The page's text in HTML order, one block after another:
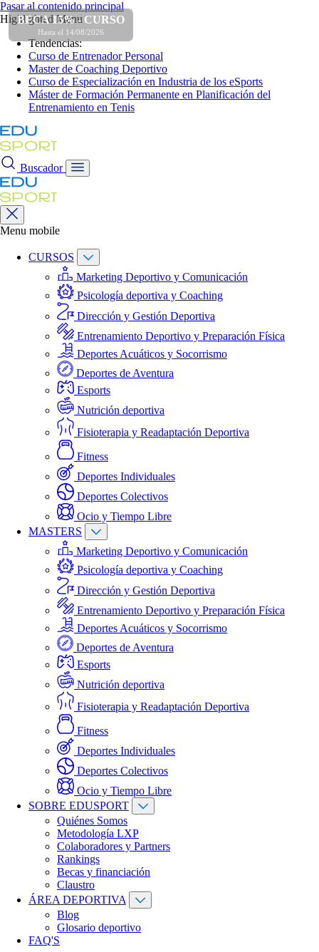
Pasar al contenido principal
Highlighted Menu
Tendencias:
Curso de Entrenador Personal
Master de Coaching Deportivo
Curso de Especialización en Industria de los eSports
Máster de Formación Permanente en Planificación del
Entrenamiento en Tenis
Buscador
Menu mobile
CURSOS
Marketing Deportivo y Comunicación
Psicología deportiva y Coaching
Dirección y Gestión Deportiva
Entrenamiento Deportivo y Preparación Física
Deportes Acuáticos y Socorrismo
Deportes de Aventura
Esports
Nutrición deportiva
Fisioterapia y Readaptación Deportiva
Fitness
Deportes Individuales
Deportes Colectivos
Ocio y Tiempo Libre
MASTERS
Marketing Deportivo y Comunicación
Psicología deportiva y Coaching
Dirección y Gestión Deportiva
Entrenamiento Deportivo y Preparación Física
Deportes Acuáticos y Socorrismo
Deportes de Aventura
Esports
Nutrición deportiva
Fisioterapia y Readaptación Deportiva
Fitness
Deportes Individuales
Deportes Colectivos
Ocio y Tiempo Libre
SOBRE EDUSPORT
Quiénes Somos
Metodología LXP
Colaboradores y Partners
Rankings
Becas y financiación
Claustro
ÁREA DEPORTIVA
Blog
Glosario deportivo
FAQ'S
BECA 15% - CURSO
Hasta el 14/08/2026